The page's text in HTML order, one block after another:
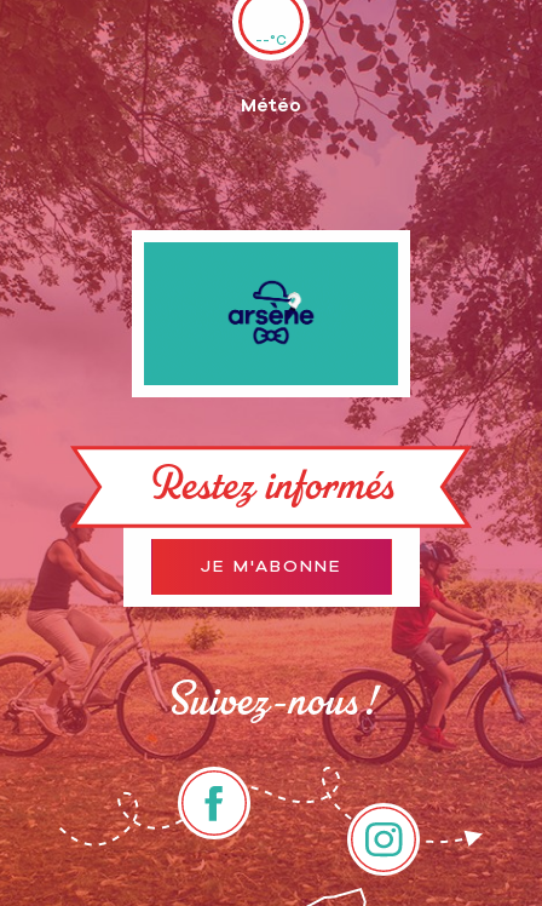
--°C
Météo
Restez informés
JE M'ABONNE
Suivez-nous !